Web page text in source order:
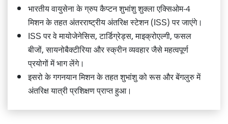
भारतीय वायुसेना के ग्रुप कैप्टन शुभांशु शुक्ला एक्सिओम-4
मिशन के तहत अंतरराष्ट्रीय अंतरिक्ष स्टेशन (ISS) पर जाएंगे।
ISS पर वे मायोजेनेसिस, टार्डिग्रेड्स, माइक्रोएल्गी, फसल
बीजों, सायनोबैक्टीरिया और स्क्रीन व्यवहार जैसे महत्वपूर्ण
प्रयोगों में भाग लेंगे।
इसरो के गगनयान मिशन के तहत शुभांशु को रूस और बेंगलुरु में
अंतरिक्ष यात्री प्रशिक्षण प्राप्त हुआ।